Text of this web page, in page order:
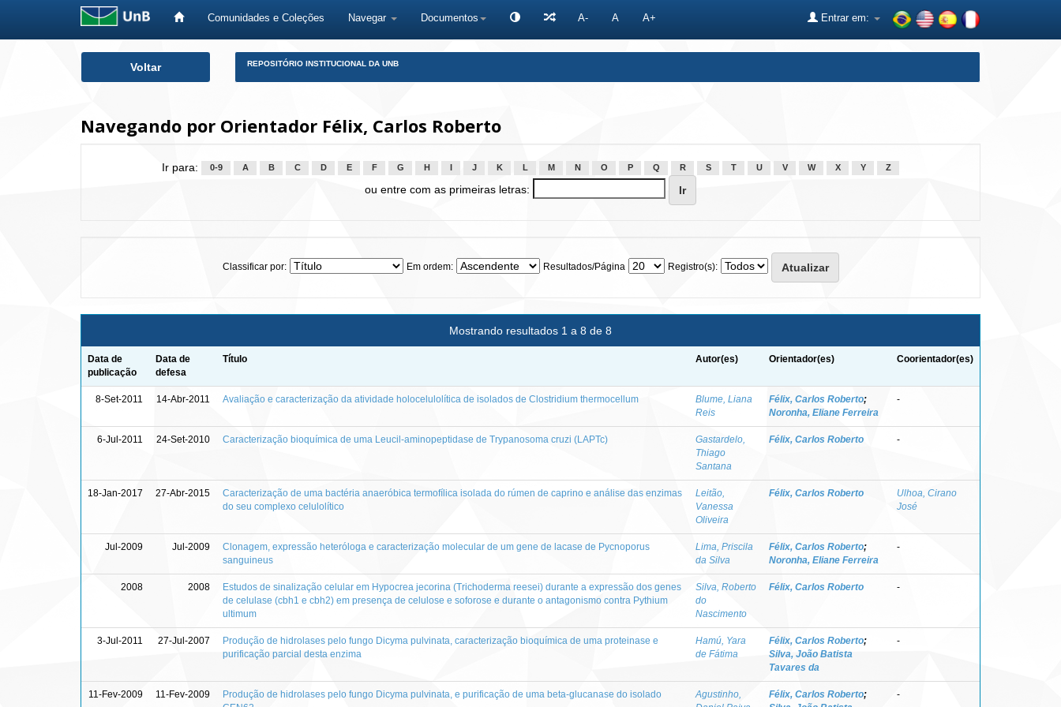
Comunidades e Coleções Navegar Documentos A- A A+ Entrar em:
Voltar REPOSITÓRIO INSTITUCIONAL DA UNB
Navegando por Orientador Félix, Carlos Roberto
Ir para: 0-9 A B C D E F G H J K L M N O P Q R S T U V W X Y Z
ou entre com as primeiras letras:
Classificar por: Em ordem: Resultados/Página Registro(s):
Mostrando resultados 1 a 8 de 8
Data de
publicação
Data de
defesa
Título Autor(es) Orientador(es) Coorientador(es)
8-Set-2011 14-Abr-2011 Avaliação e caracterização da atividade holocelulolítica de isolados de Clostridium thermocellum
Blume, Liana
Reis
Félix, Carlos Roberto;
Noronha, Eliane Ferreira
-
6-Jul-2011 24-Set-2010 Caracterização bioquímica de uma Leucil-aminopeptidase de Trypanosoma cruzi (LAPTc)
Gastardelo,
Thiago
Santana
Félix, Carlos Roberto -
18-Jan-2017 27-Abr-2015
Caracterização de uma bactéria anaeróbica termofílica isolada do rúmen de caprino e análise das enzimas
do seu complexo celulolítico
Leitão,
Vanessa
Oliveira
Félix, Carlos Roberto
Ulhoa, Cirano
José
Jul-2009 Jul-2009
Clonagem, expressão heteróloga e caracterização molecular de um gene de lacase de Pycnoporus
sanguineus
Lima, Priscila
da Silva
Félix, Carlos Roberto;
Noronha, Eliane Ferreira
-
2008 2008
Estudos de sinalização celular em Hypocrea jecorina (Trichoderma reesei) durante a expressão dos genes
de celulase (cbh1 e cbh2) em presença de celulose e soforose e durante o antagonismo contra Pythium
ultimum
Silva, Roberto
do
Nascimento
Félix, Carlos Roberto -
3-Jul-2011 27-Jul-2007
Produção de hidrolases pelo fungo Dicyma pulvinata, caracterização bioquímica de uma proteinase e
purificação parcial desta enzima
Hamú, Yara
de Fátima
Félix, Carlos Roberto;
Silva, João Batista
Tavares da
-
11-Fev-2009 11-Fev-2009
Produção de hidrolases pelo fungo Dicyma pulvinata, e purificação de uma beta-glucanase do isolado
Agustinho,
Félix, Carlos Roberto;
-